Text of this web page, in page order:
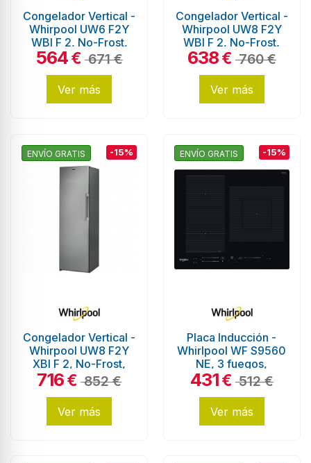
Congelador Vertical -
Whirpool UW6 F2Y
WBI F 2, No-Frost,
167cm, Eficiencia E,
Blanco
564€ 671 €
Ver más
Congelador Vertical -
Whirpool UW8 F2Y
WBI F 2, No-Frost,
187cm, Eficiencia E,
Blanco
638€ 760 €
Ver más
ENVÍO GRATIS -15%
Congelador Vertical -
Whirpool UW8 F2Y
XBI F 2, No-Frost,
187cm, Eficiencia E,
Inox
716€ 852 €
Ver más
ENVÍO GRATIS -15%
Placa Inducción -
Whirlpool WF S9560
NE, 3 fuegos,
FlexiCook, Negro
431€ 512 €
Ver más